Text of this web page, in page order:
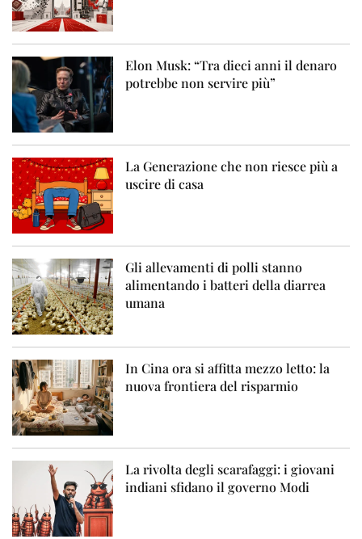
Elon Musk: “Tra dieci anni il denaro
potrebbe non servire più”
La Generazione che non riesce più a
uscire di casa
Gli allevamenti di polli stanno
alimentando i batteri della diarrea
umana
In Cina ora si affitta mezzo letto: la
nuova frontiera del risparmio
La rivolta degli scarafaggi: i giovani
indiani sfidano il governo Modi